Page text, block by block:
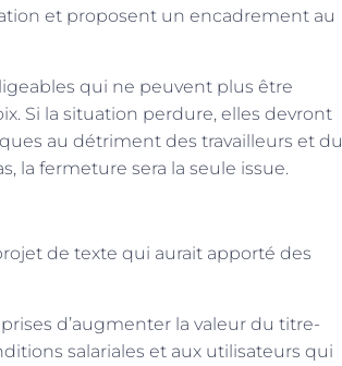
et proposent un encadrement au
qui ne peuvent plus être
Si la situation perdure, elles devront
au détriment des travailleurs et du
la fermeture sera la seule issue.
de texte qui aurait apporté des
d’augmenter la valeur du titre-
salariales et aux utilisateurs qui